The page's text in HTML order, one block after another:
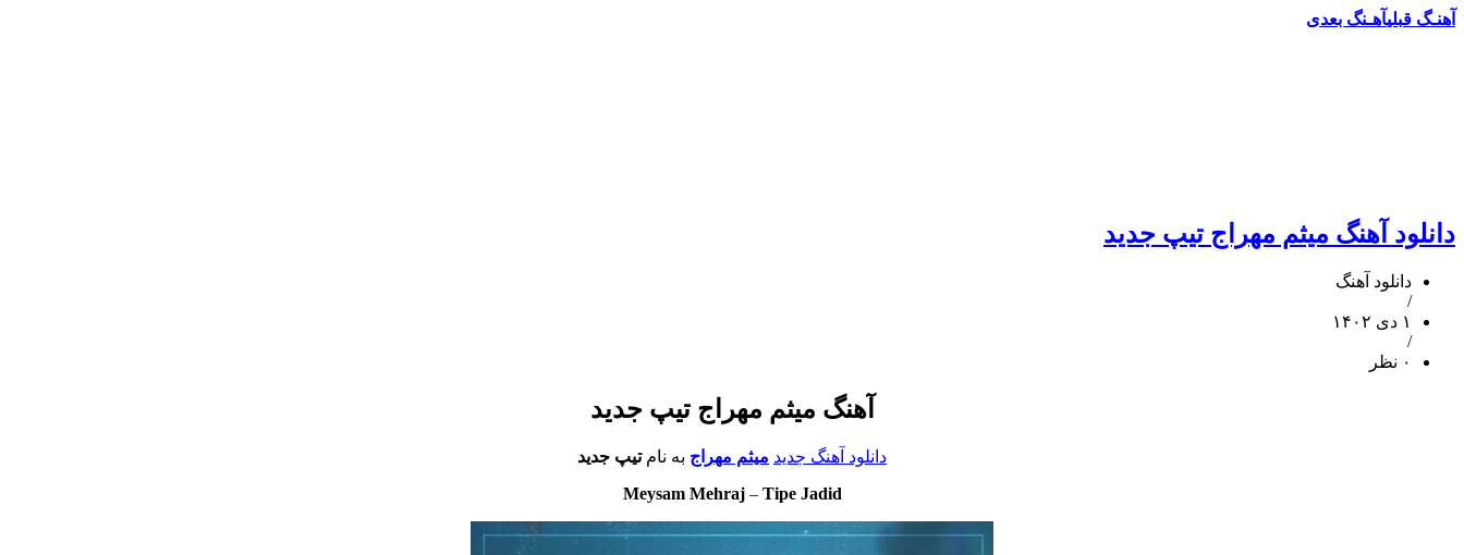
آهنـگ قبلیآهـنگ بعدی
دانلود آهنگ میثم مهراج تیپ جدید
دانلود آهنگ
/
۱ دی ۱۴۰۲
/
۰ نظر
آهنگ میثم مهراج تیپ جدید
دانلود آهنگ جدید میثم مهراج به نامتیپ جدید
Meysam Mehraj– Tipe Jadid